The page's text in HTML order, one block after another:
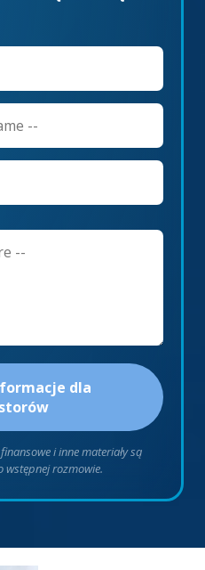
dla
i inne materiały są
rozmowie.